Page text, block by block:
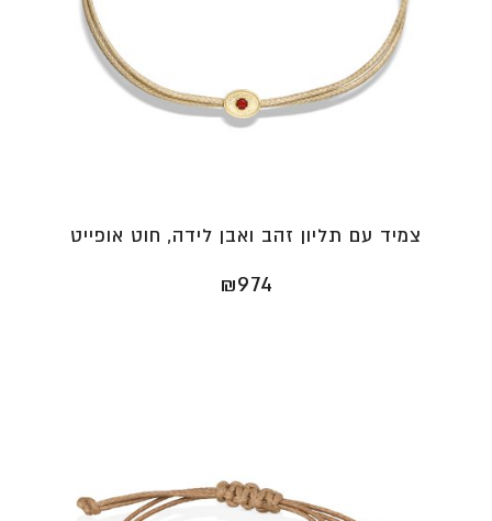
צמיד עם תליון זהב ואבן לידה, חוט אופייט
₪974